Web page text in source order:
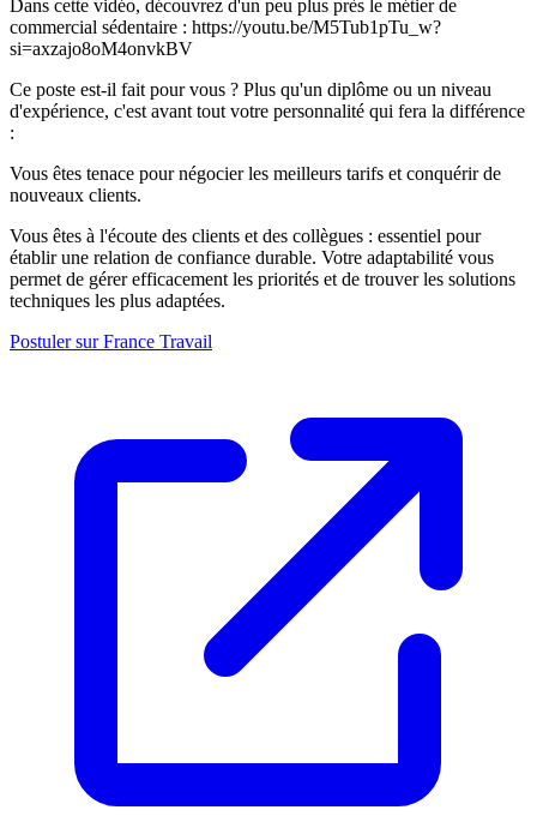
Dans cette vidéo, découvrez d'un peu plus près le métier de
commercial sédentaire : https://youtu.be/M5Tub1pTu_w?
si=axzajo8oM4onvkBV
Ce poste est-il fait pour vous ? Plus qu'un diplôme ou un niveau
d'expérience, c'est avant tout votre personnalité qui fera la différence
:
Vous êtes tenace pour négocier les meilleurs tarifs et conquérir de
nouveaux clients.
Vous êtes à l'écoute des clients et des collègues : essentiel pour
établir une relation de confiance durable. Votre adaptabilité vous
permet de gérer efficacement les priorités et de trouver les solutions
techniques les plus adaptées.
Postuler sur France Travail